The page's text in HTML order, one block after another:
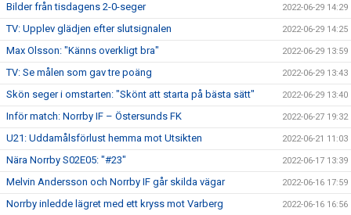
Bilder från tisdagens 2-0-seger 2022-06-29 14:29
TV: Upplev glädjen efter slutsignalen 2022-06-29 14:25
Max Olsson: "Känns overkligt bra" 2022-06-29 13:59
TV: Se målen som gav tre poäng 2022-06-29 13:43
Skön seger i omstarten: "Skönt att starta på bästa sätt" 2022-06-29 13:40
Inför match: Norrby IF – Östersunds FK 2022-06-27 19:32
U21: Uddamålsförlust hemma mot Utsikten 2022-06-21 11:03
Nära Norrby S02E05: "#23" 2022-06-17 13:39
Melvin Andersson och Norrby IF går skilda vägar 2022-06-16 17:59
Norrby inledde lägret med ett kryss mot Varberg 2022-06-16 16:56